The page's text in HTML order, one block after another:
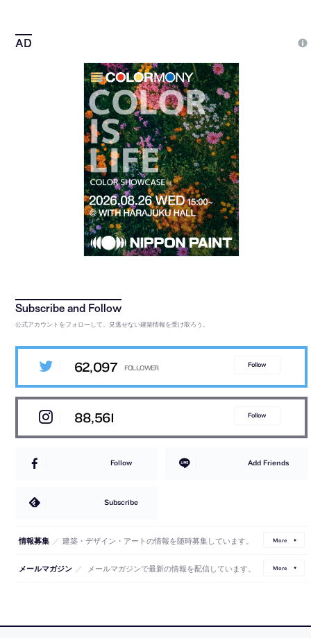
公式アカウントをフォローして、見逃せない建築情報を受け取ろう。
62,097 Follow
88,561 Follow
Follow Add Friends
Subscribe
情報募集 ／ 建築・デザイン・アートの情報を随時募集しています。 More
メールマガジン ／ メールマガジンで最新の情報を配信しています。 More